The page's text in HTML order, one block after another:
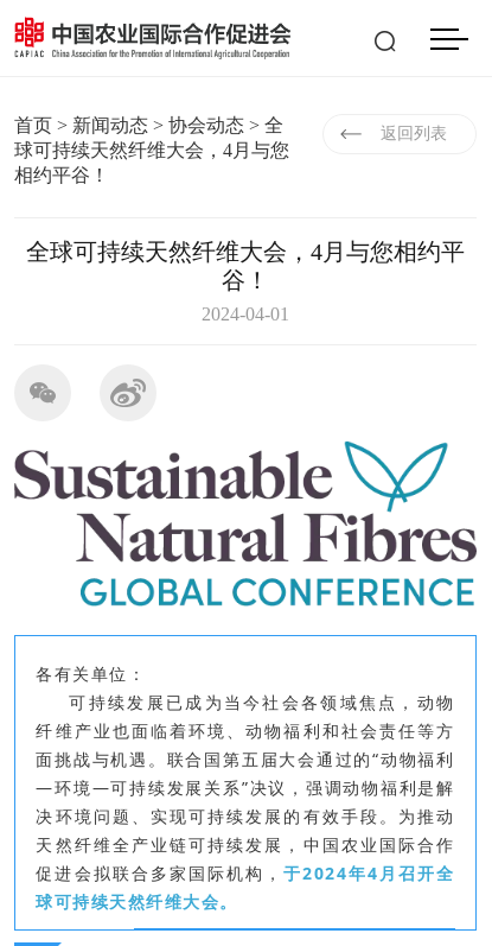
EN
首页 > 新闻动态 >协会动态 > 全
球可持续天然纤维大会，4月与您
相约平谷！
返回列表
全球可持续天然纤维大会，4月与您相约平
谷！
2024-04-01
各有关单位：
可持续发展已成为当今社会各领域焦点，动物
纤维产业也面临着环境、动物福利和社会责任等方
面挑战与机遇。联合国第五届大会通过的“动物福利
—环境—可持续发展关系”决议，强调动物福利是解
决环境问题、实现可持续发展的有效手段。为推动
天然纤维全产业链可持续发展，中国农业国际合作
促进会拟联合多家国际机构，于2024年4月召开全
球可持续天然纤维大会。